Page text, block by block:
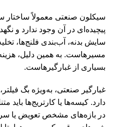
سیکلون صنعتی معمولاً
پیچیده‌ای در آن وجود ندارد و
سایش بدنه، آب‌بندی فلنج‌ها،
مسیرهاست. به همین دلیل، هزینه
بسیاری از غبارگیرهاست.
غبارگیر صنعتی، به‌ویژه بگ
دارد. کیسه‌ها یا کارتریج‌ها باید
در بازه‌های مشخص تعویض یا